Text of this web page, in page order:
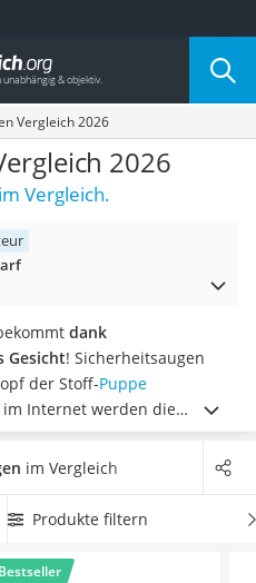
Vergleich 2026
2026
Vergleich.
dank
Gesicht! Sicherheitsaugen
der Stoff-Puppe
im Internet werden die
Größen und Farben
Variante, aber es gibt
Sicherheitsaugen mit
Stofftier
im Vergleich
Produkte filtern
Bestseller